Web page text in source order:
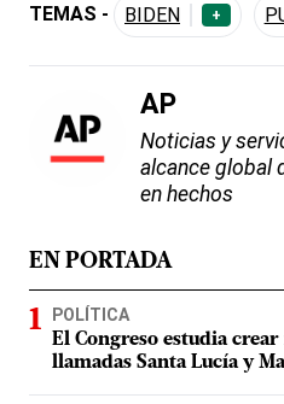
TEMAS - BIDEN +
AP
Noticias y
alcance global
en hechos
EN PORTADA
POLÍTICA
El Congreso estudia
llamadas Santa Lucía y